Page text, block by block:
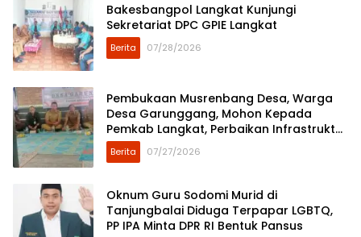
Bakesbangpol Langkat Kunjungi
Sekretariat DPC GPIE Langkat
Berita 07/28/2026
Pembukaan Musrenbang Desa, Warga
Desa Garunggang, Mohon Kepada
Pemkab Langkat, Perbaikan Infrastruktur
di Dusun Mejuah-Juah
Berita 07/27/2026
Oknum Guru Sodomi Murid di
Tanjungbalai Diduga Terpapar LGBTQ,
PP IPA Minta DPR RI Bentuk Pansus